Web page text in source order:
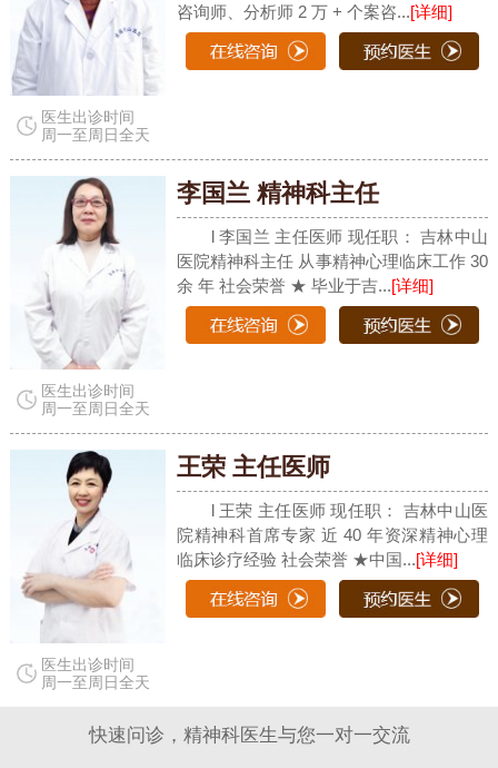
医生出诊时间
周一至周日全天
咨询师、分析师 2 万 + 个案咨...[详细]
医生出诊时间
周一至周日全天
李国兰 精神科主任
l 李国兰 主任医师 现任职： 吉林中山
医院精神科主任 从事精神心理临床工作 30
余 年 社会荣誉 ★ 毕业于吉...[详细]
医生出诊时间
周一至周日全天
王荣 主任医师
l 王荣 主任医师 现任职： 吉林中山医
院精神科首席专家 近 40 年资深精神心理
临床诊疗经验 社会荣誉 ★中国...[详细]
快速问诊，精神科医生与您一对一交流